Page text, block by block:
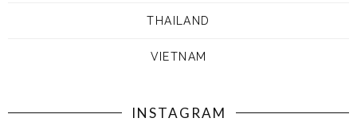
THAILAND
VIETNAM
INSTAGRAM